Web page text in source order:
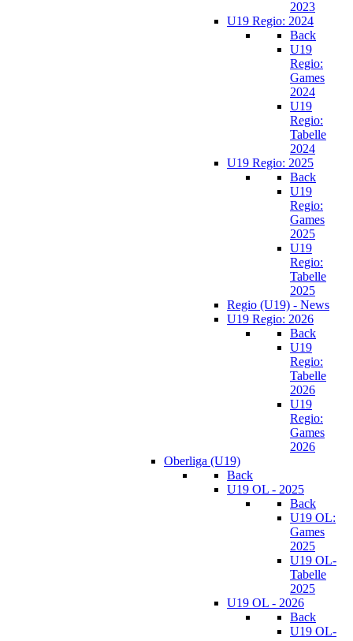
2023
U19 Regio: 2024
Back
U19
Regio:
Games
2024
U19
Regio:
Tabelle
2024
U19 Regio: 2025
Back
U19
Regio:
Games
2025
U19
Regio:
Tabelle
2025
Regio (U19) - News
U19 Regio: 2026
Back
U19
Regio:
Tabelle
2026
U19
Regio:
Games
2026
Oberliga (U19)
Back
U19 OL - 2025
Back
U19 OL:
Games
2025
U19 OL-
Tabelle
2025
U19 OL - 2026
Back
U19 OL-